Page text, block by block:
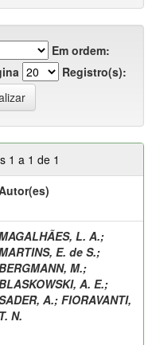
Em ordem:
Registro(s):
1 a 1 de 1
L. A.;
E. de S.;
M.;
A. E.;
A.; FIORAVANTI,
T. N.